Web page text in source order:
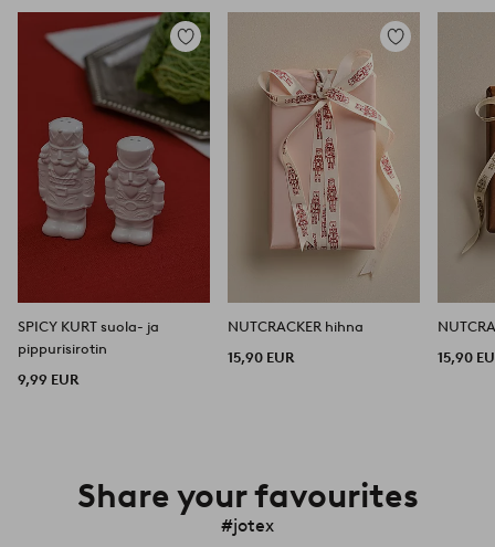
Lisää
suosikkeihin
SPICY KURT suola- ja
pippurisirotin
9,99 EUR
Lisää
NUTCRACKER hihna
15,90 EUR
15,90
Share your favourites
#jotex